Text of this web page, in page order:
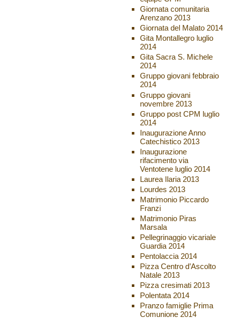
Giornata comunitaria
Arenzano 2013
Giornata del Malato 2014
Gita Montallegro luglio
2014
Gita Sacra S. Michele
2014
Gruppo giovani febbraio
2014
Gruppo giovani
novembre 2013
Gruppo post CPM luglio
2014
Inaugurazione Anno
Catechistico 2013
Inaugurazione
rifacimento via
Ventotene luglio 2014
Laurea Ilaria 2013
Lourdes 2013
Matrimonio Piccardo
Franzi
Matrimonio Piras
Marsala
Pellegrinaggio vicariale
Guardia 2014
Pentolaccia 2014
Pizza Centro d’Ascolto
Natale 2013
Pizza cresimati 2013
Polentata 2014
Pranzo famiglie Prima
Comunione 2014